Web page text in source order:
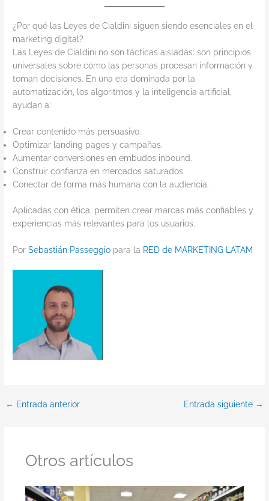
¿Por qué las Leyes de Cialdini siguen siendo esenciales en el
marketing digital?
Las Leyes de Cialdini no son tácticas aisladas: son principios
universales sobre cómo las personas procesan información y
toman decisiones. En una era dominada por la
automatización, los algoritmos y la inteligencia artificial,
ayudan a:
Crear contenido más persuasivo.
Optimizar landing pages y campañas.
Aumentar conversiones en embudos inbound.
Construir confianza en mercados saturados.
Conectar de forma más humana con la audiencia.
Aplicadas con ética, permiten crear marcas más confiables y
experiencias más relevantes para los usuarios.
PorSebastián Passeggio para la RED de MARKETING LATAM
← Entrada anterior Entrada siguiente →
Otros artículos